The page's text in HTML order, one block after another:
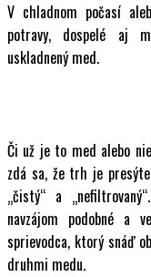
V chladnom počasí
potravy, dospelé aj
uskladnený med.
Či už je to med alebo
zdá sa, že trh je
„čistý“ a
navzájom podobné a
sprievodca, ktorý snáď
druhmi medu.